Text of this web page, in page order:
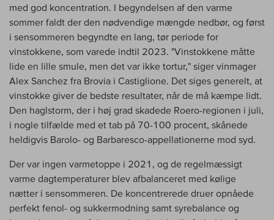
med god koncentration. I begyndelsen af den varme
sommer faldt der den nødvendige mængde nedbør, og først
i sensommeren begyndte en lang, tør periode for
vinstokkene, som varede indtil 2023. "Vinstokkene måtte
lide en lille smule, men det var ikke tortur," siger vinmager
Alex Sanchez fra Brovia i Castiglione. Det siges generelt, at
vinstokke giver de bedste resultater, når de må kæmpe lidt.
Den haglstorm, der i høj grad skadede Roero-regionen i juli,
i nogle tilfælde med et tab på 70-100 procent, skånede
heldigvis Barolo- og Barbaresco-appellationerne mod syd.
Der var ingen varmetoppe i 2021, og de regelmæssigt
varme dagtemperaturer blev afbalanceret med kølige
nætter i sensommeren. De koncentrerede druer opnåede
perfekt fenol- og sukkermodning samt syrebalance og